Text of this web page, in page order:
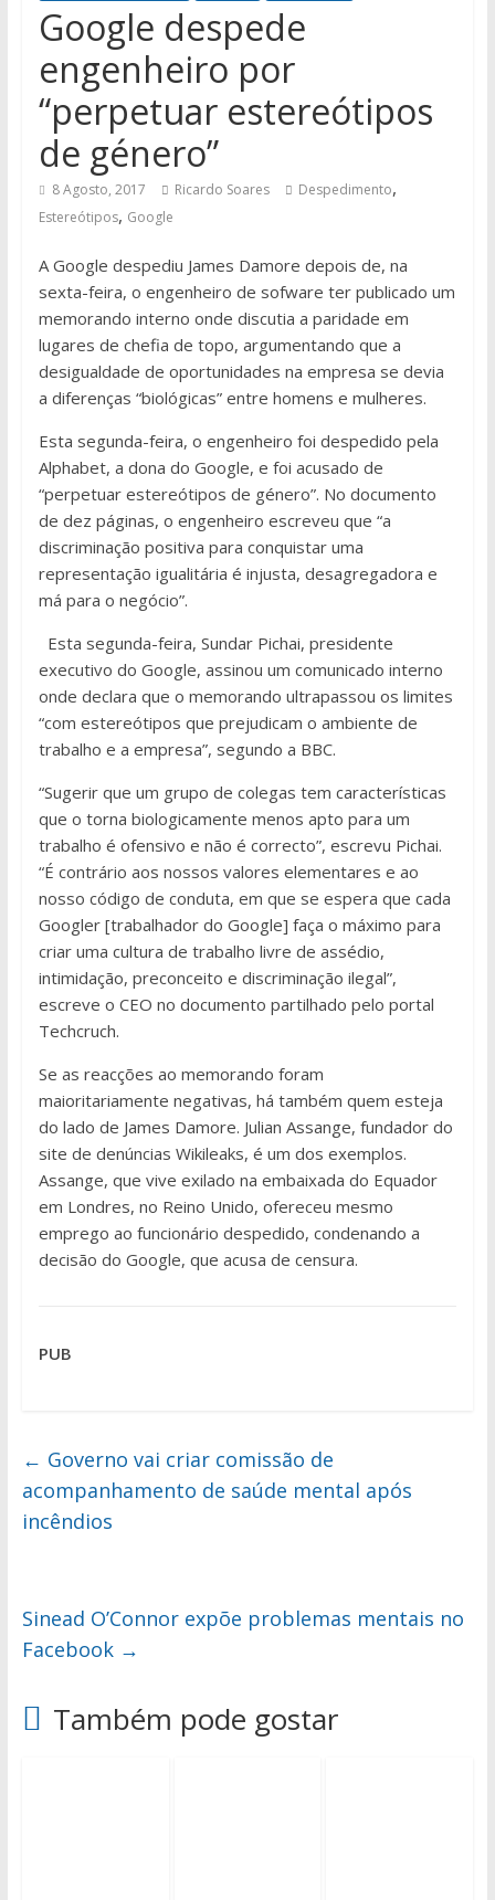
Google despede
engenheiro por
“perpetuar estereótipos
de género”
8 Agosto, 2017 Ricardo Soares Despedimento,
Estereótipos, Google
A Google despediu James Damore depois de, na
sexta-feira, o engenheiro de sofware ter publicado um
memorando interno onde discutia a paridade em
lugares de chefia de topo, argumentando que a
desigualdade de oportunidades na empresa se devia
a diferenças “biológicas” entre homens e mulheres.
Esta segunda-feira, o engenheiro foi despedido pela
Alphabet, a dona do Google, e foi acusado de
“perpetuar estereótipos de género”. No documento
de dez páginas, o engenheiro escreveu que “a
discriminação positiva para conquistar uma
representação igualitária é injusta, desagregadora e
má para o negócio”.
Esta segunda-feira, Sundar Pichai, presidente
executivo do Google, assinou um comunicado interno
onde declara que o memorando ultrapassou os limites
“com estereótipos que prejudicam o ambiente de
trabalho e a empresa”, segundo a BBC.
“Sugerir que um grupo de colegas tem características
que o torna biologicamente menos apto para um
trabalho é ofensivo e não é correcto”, escrevu Pichai.
“É contrário aos nossos valores elementares e ao
nosso código de conduta, em que se espera que cada
Googler [trabalhador do Google] faça o máximo para
criar uma cultura de trabalho livre de assédio,
intimidação, preconceito e discriminação ilegal”,
escreve o CEO no documento partilhado pelo portal
Techcruch.
Se as reacções ao memorando foram
maioritariamente negativas, há também quem esteja
do lado de James Damore. Julian Assange, fundador do
site de denúncias Wikileaks, é um dos exemplos.
Assange, que vive exilado na embaixada do Equador
em Londres, no Reino Unido, ofereceu mesmo
emprego ao funcionário despedido, condenando a
decisão do Google, que acusa de censura.
PUB
← Governo vai criar comissão de
acompanhamento de saúde mental após
incêndios
Sinead O’Connor expõe problemas mentais no
Facebook →
Também pode gostar